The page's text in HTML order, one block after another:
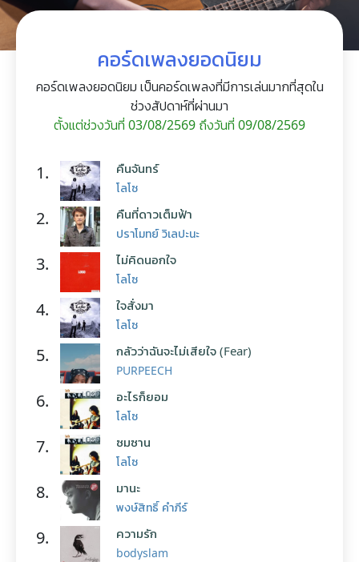
คอร์ดเพลงยอดนิยม
คอร์ดเพลงยอดนิยม เป็นคอร์ดเพลงที่มีการเล่นมากที่สุดใน
ช่วงสัปดาห์ที่ผ่านมา
ตั้งแต่ช่วงวันที่ 03/08/2569 ถึงวันที่ 09/08/2569
1. คืนจันทร์
โลโซ
2. คืนที่ดาวเต็มฟ้า
ปราโมทย์ วิเลปะนะ
3. ไม่คิดนอกใจ
โลโซ
4. ใจสั่งมา
โลโซ
5. กลัวว่าฉันจะไม่เสียใจ (Fear)
PURPEECH
6. อะไรก็ยอม
โลโซ
7. ซมซาน
โลโซ
8. มานะ
พงษ์สิทธิ์ คำภีร์
9. ความรัก
bodyslam